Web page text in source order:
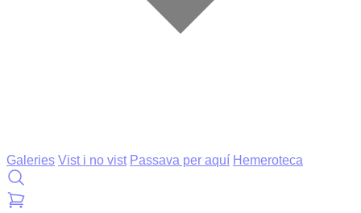
Galeries Vist i no vist Passava per aquí Hemeroteca